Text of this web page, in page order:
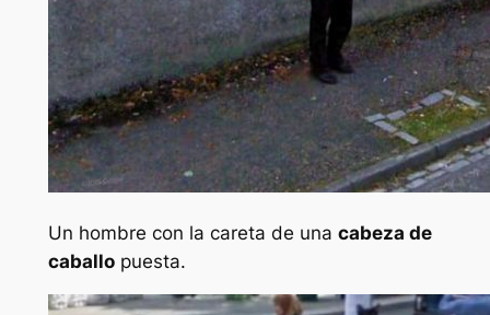
Un hombre con la careta de una cabeza de
caballopuesta.